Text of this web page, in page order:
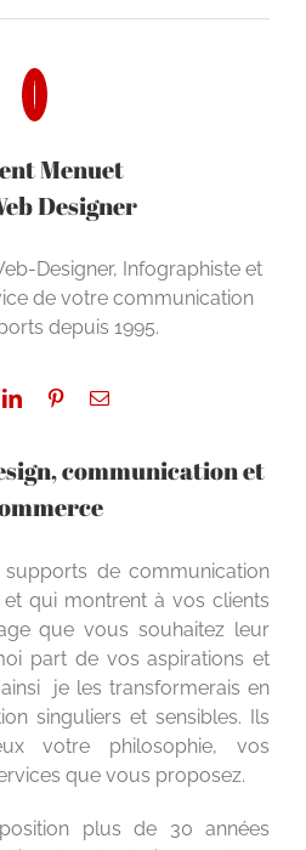
Menuet
Designer
Designer, Infographiste et
de votre communication
depuis 1995.
communication et
de communication
qui montrent à vos clients
que vous souhaitez leur
part de vos aspirations et
je les transformerais en
singuliers et sensibles. Ils
votre philosophie, vos
que vous proposez.
plus de 30 années